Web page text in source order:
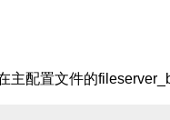
主配置文件的